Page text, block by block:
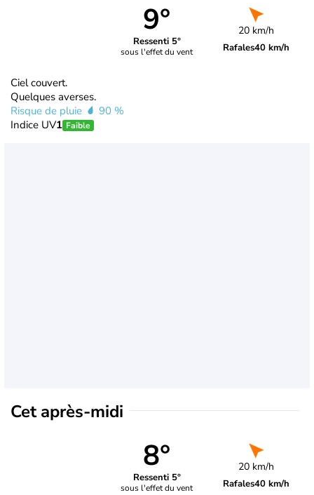
9°
Ressenti 5°
sous l'effet du vent
20 km/h
Rafales40 km/h
Ciel couvert.
Quelques averses.
Risque de pluie
90 %
Indice UV1 Faible
Cet après-midi
8°
Ressenti 5°
sous l'effet du vent
20 km/h
Rafales40 km/h